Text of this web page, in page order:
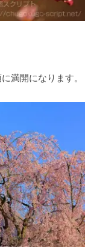
満開になります。